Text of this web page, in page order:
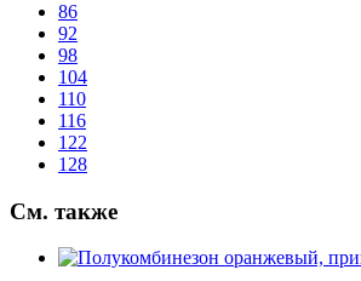
86
92
98
104
110
116
122
128
См. также